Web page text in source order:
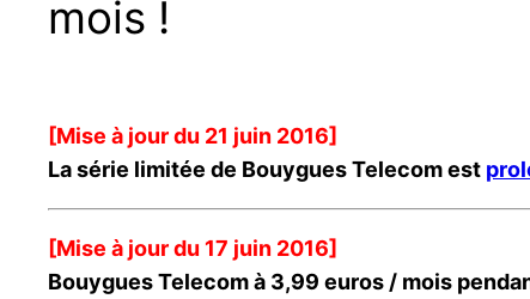
mois !
[Mise à jour du 21 juin 2016]
La série limitée de Bouygues Telecom est
[Mise à jour du 17 juin 2016]
Bouygues Telecom à 3,99 euros / mois